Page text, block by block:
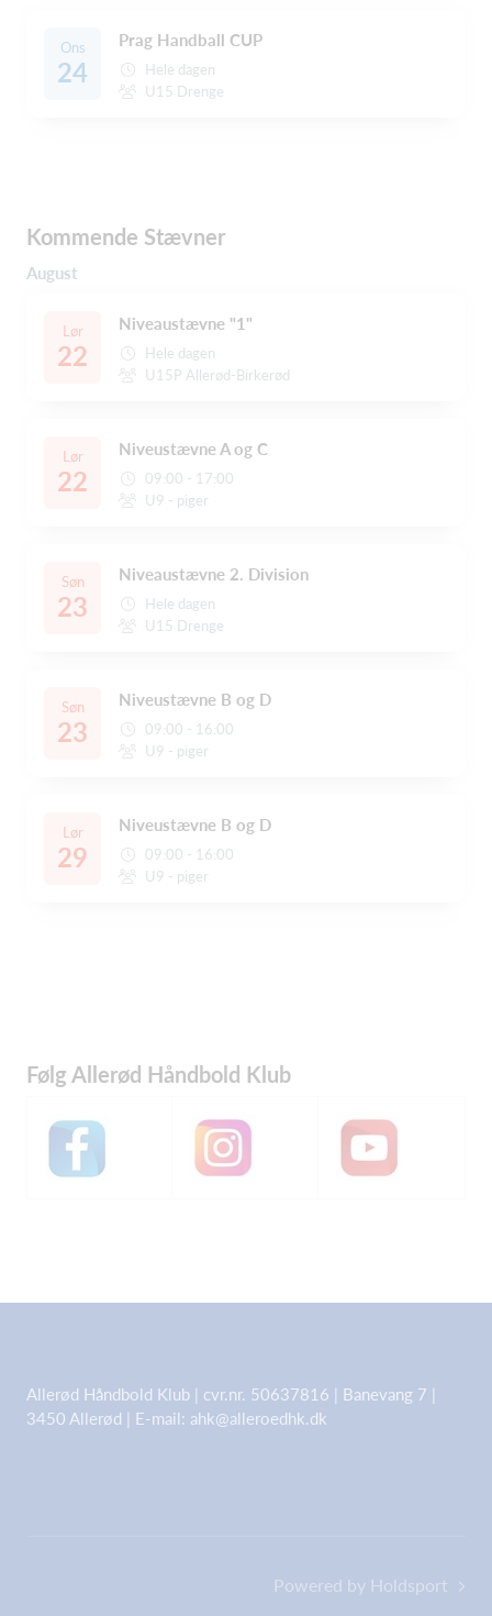
Ons
24
Prag Handball CUP
Hele dagen
U15 Drenge
Kommende Stævner
August
Lør
22
Niveaustævne "1"
Hele dagen
U15P Allerød-Birkerød
Lør
22
Niveustævne A og C
09:00 - 17:00
U9 - piger
Søn
23
Niveaustævne 2. Division
Hele dagen
U15 Drenge
Søn
23
Niveustævne B og D
09:00 - 16:00
U9 - piger
Lør
29
Niveustævne B og D
09:00 - 16:00
U9 - piger
Følg Allerød Håndbold Klub
Allerød Håndbold Klub | cvr.nr. 50637816 | Banevang 7 |
3450 Allerød | E-mail: ahk@alleroedhk.dk
Powered by Holdsport